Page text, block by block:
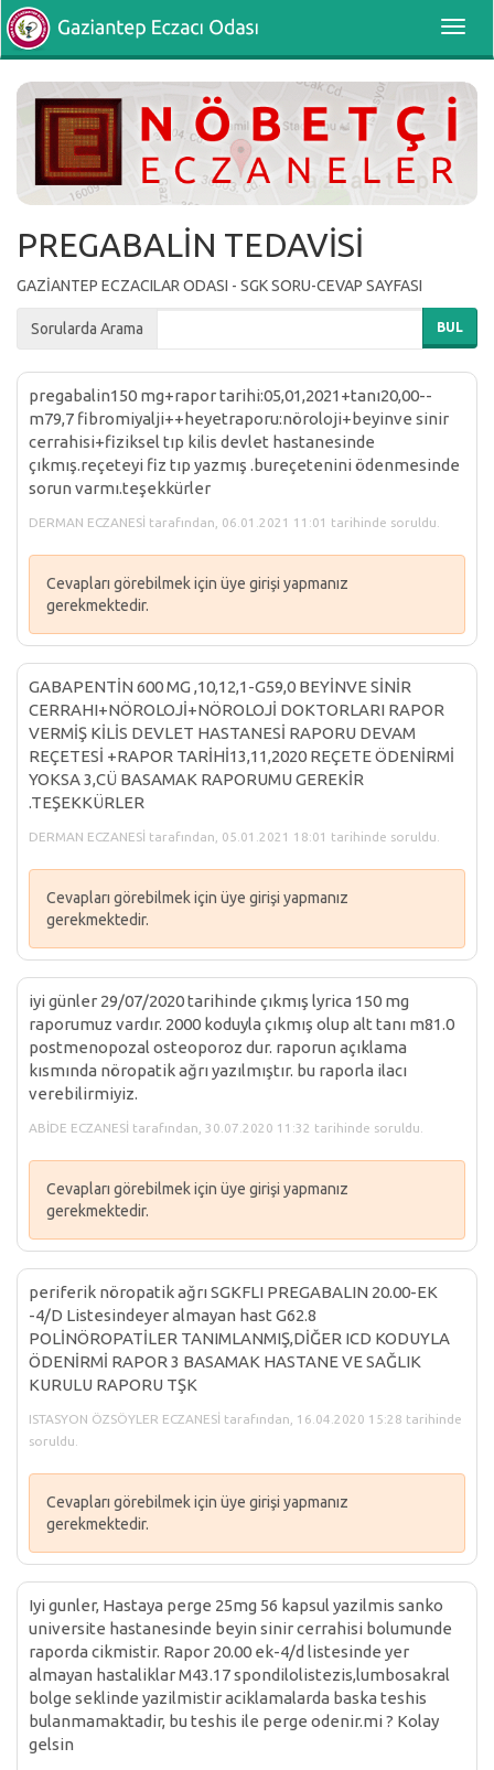
PREGABALİN TEDAVİSİ
GAZİANTEP ECZACILAR ODASI - SGK SORU-CEVAP SAYFASI
Sorularda Arama BUL
pregabalin150 mg+rapor tarihi:05,01,2021+tanı20,00--
m79,7 fibromiyalji++heyetraporu:nöroloji+beyinve sinir
cerrahisi+fiziksel tıp kilis devlet hastanesinde
çıkmış.reçeteyi fiz tıp yazmış .bureçetenini ödenmesinde
sorun varmı.teşekkürler
DERMAN ECZANESİ tarafından, 06.01.2021 11:01 tarihinde soruldu.
Cevapları görebilmek için üye girişi yapmanız
gerekmektedir.
GABAPENTİN 600 MG ,10,12,1-G59,0 BEYİNVE SİNİR
CERRAHI+NÖROLOJİ+NÖROLOJİ DOKTORLARI RAPOR
VERMİŞ KİLİS DEVLET HASTANESİ RAPORU DEVAM
REÇETESİ +RAPOR TARİHİ13,11,2020 REÇETE ÖDENİRMİ
YOKSA 3,CÜ BASAMAK RAPORUMU GEREKİR
.TEŞEKKÜRLER
DERMAN ECZANESİ tarafından, 05.01.2021 18:01 tarihinde soruldu.
Cevapları görebilmek için üye girişi yapmanız
gerekmektedir.
iyi günler 29/07/2020 tarihinde çıkmış lyrica 150 mg
raporumuz vardır. 2000 koduyla çıkmış olup alt tanı m81.0
postmenopozal osteoporoz dur. raporun açıklama
kısmında nöropatik ağrı yazılmıştır. bu raporla ilacı
verebilirmiyiz.
ABİDE ECZANESİ tarafından, 30.07.2020 11:32 tarihinde soruldu.
Cevapları görebilmek için üye girişi yapmanız
gerekmektedir.
periferik nöropatik ağrı SGKFLI PREGABALIN 20.00-EK
-4/D Listesindeyer almayan hast G62.8
POLİNÖROPATİLER TANIMLANMIŞ,DİĞER ICD KODUYLA
ÖDENİRMİ RAPOR 3 BASAMAK HASTANE VE SAĞLIK
KURULU RAPORU TŞK
ISTASYON ÖZSÖYLER ECZANESİ tarafından, 16.04.2020 15:28 tarihinde
soruldu.
Cevapları görebilmek için üye girişi yapmanız
gerekmektedir.
Iyi gunler, Hastaya perge 25mg 56 kapsul yazilmis sanko
universite hastanesinde beyin sinir cerrahisi bolumunde
raporda cikmistir. Rapor 20.00 ek-4/d listesinde yer
almayan hastaliklar M43.17 spondilolistezis,lumbosakral
bolge seklinde yazilmistir aciklamalarda baska teshis
bulanmamaktadir, bu teshis ile perge odenir.mi ? Kolay
gelsin